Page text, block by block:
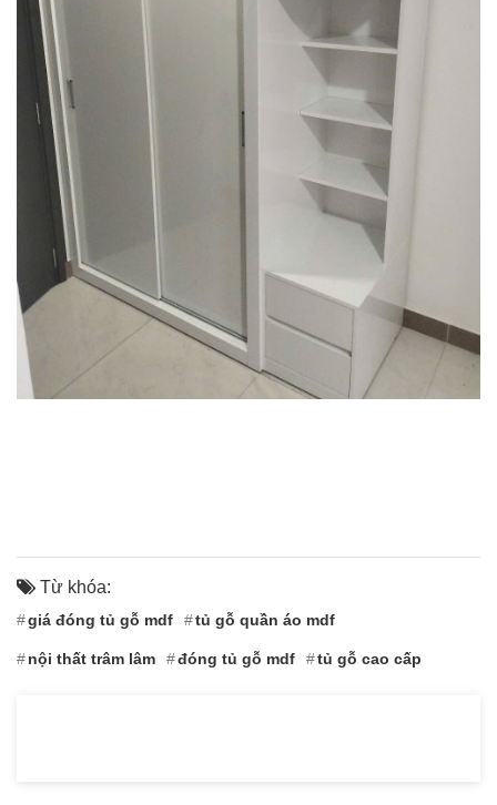
Từ khóa:
giá đóng tủ gỗ mdf tủ gỗ quần áo mdf
nội thất trâm lâm đóng tủ gỗ mdf tủ gỗ cao cấp